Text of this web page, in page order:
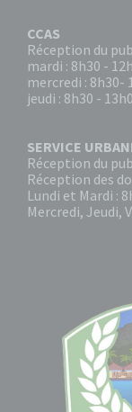
CCAS
Réception du
mardi : 8h30 -
mercredi : 8h30-
jeudi : 8h30 -
SERVICE
Réception du
Réception des
Lundi et Mardi :
Mercredi, Jeudi,